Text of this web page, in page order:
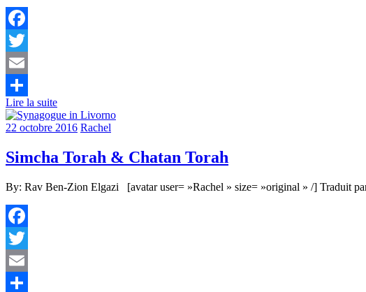
Facebook
Twitter
Email
Partager
Lire la suite
22 octobre 2016 Rachel
Simcha Torah & Chatan Torah
By: Rav Ben-Zion Elgazi [avatar user= »Rachel » size= »original » /] Traduit
Facebook
Twitter
Email